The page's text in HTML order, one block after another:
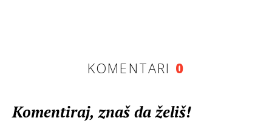
KOMENTARI 0
Komentiraj, znaš da želiš!